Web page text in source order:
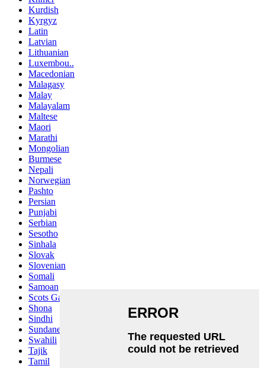
Kurdish
Kyrgyz
Latin
Latvian
Lithuanian
Luxembou..
Macedonian
Malagasy
Malay
Malayalam
Maltese
Maori
Marathi
Mongolian
Burmese
Nepali
Norwegian
Pashto
Persian
Punjabi
Serbian
Sesotho
Sinhala
Slovak
Slovenian
Somali
Samoan
Scots Gaelic
Shona
Sindhi
Sundanese
Swahili
Tajik
Tamil